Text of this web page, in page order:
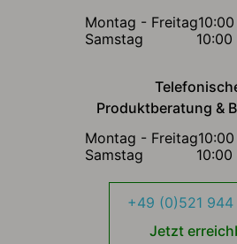
Montag - Freitag
Samstag
Produktberatung &
Montag - Freitag
Samstag
+49 (0)521 944
Jetzt